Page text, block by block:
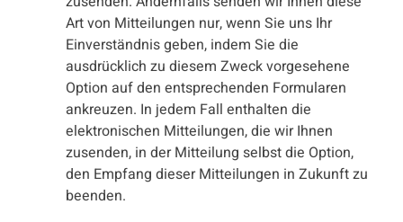
Art von Mitteilungen nur, wenn Sie uns Ihr
Einverständnis geben, indem Sie die
ausdrücklich zu diesem Zweck vorgesehene
Option auf den entsprechenden Formularen
ankreuzen. In jedem Fall enthalten die
elektronischen Mitteilungen, die wir Ihnen
zusenden, in der Mitteilung selbst die Option,
den Empfang dieser Mitteilungen in Zukunft zu
beenden.